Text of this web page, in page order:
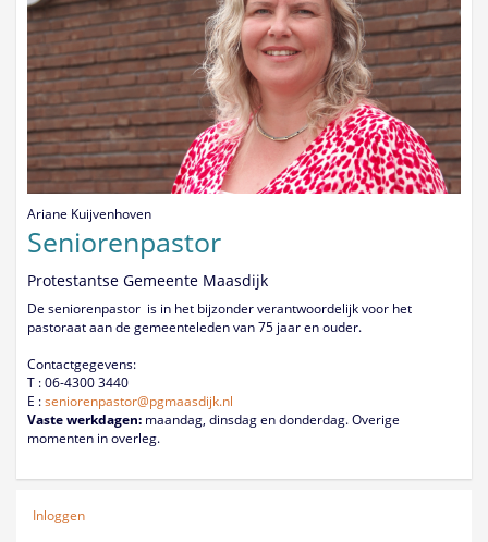
Ariane Kuijvenhoven
Seniorenpastor
Protestantse Gemeente Maasdijk
De seniorenpastor is in het bijzonder verantwoordelijk voor het
pastoraat aan de gemeenteleden van 75 jaar en ouder.
Contactgegevens:
T : 06-4300 3440
E :seniorenpastor@pgmaasdijk.nl
Vaste werkdagen: maandag, dinsdag en donderdag. Overige
momenten in overleg.
Inloggen